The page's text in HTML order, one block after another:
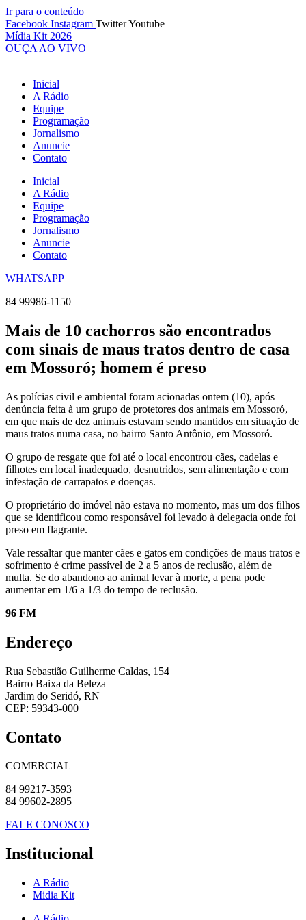
Ir para o conteúdo
Facebook Instagram TwitterYoutube
Mídia Kit 2026
OUÇA AO VIVO
Inicial
A Rádio
Equipe
Programação
Jornalismo
Anuncie
Contato
Inicial
A Rádio
Equipe
Programação
Jornalismo
Anuncie
Contato
WHATSAPP
84 99986-1150
Mais de 10 cachorros são encontrados
com sinais de maus tratos dentro de casa
em Mossoró; homem é preso
As polícias civil e ambiental foram acionadas ontem (10), após
denúncia feita à um grupo de protetores dos animais em Mossoró,
em que mais de dez animais estavam sendo mantidos em situação de
maus tratos numa casa, no bairro Santo Antônio, em Mossoró.
O grupo de resgate que foi até o local encontrou cães, cadelas e
filhotes em local inadequado, desnutridos, sem alimentação e com
infestação de carrapatos e doenças.
O proprietário do imóvel não estava no momento, mas um dos filhos
que se identificou como responsável foi levado à delegacia onde foi
preso em flagrante.
Vale ressaltar que manter cães e gatos em condições de maus tratos e
sofrimento é crime passível de 2 a 5 anos de reclusão, além de
multa. Se do abandono ao animal levar à morte, a pena pode
aumentar em 1/6 a 1/3 do tempo de reclusão.
96 FM
Endereço
Rua Sebastião Guilherme Caldas, 154
Bairro Baixa da Beleza
Jardim do Seridó, RN
CEP: 59343-000
Contato
COMERCIAL
84 99217-3593
84 99602-2895
FALE CONOSCO
Institucional
A Rádio
Midia Kit